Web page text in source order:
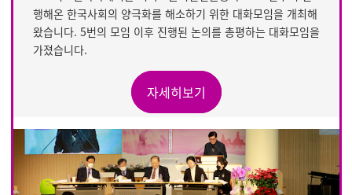
행해온 한국사회의 양극화를 해소하기 위한 대화모임을 개최해
왔습니다. 5번의 모임 이후 진행된 논의를 총평하는 대화모임을
가졌습니다.
자세히보기